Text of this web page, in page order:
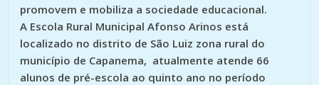
promovem e mobiliza a sociedade educacional.
A Escola Rural Municipal Afonso Arinos está
localizado no distrito de São Luiz zona rural do
município de Capanema, atualmente atende 66
alunos de pré-escola ao quinto ano no período